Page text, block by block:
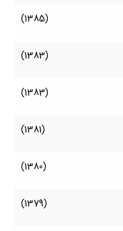
(1385)
(1383)
(1383)
(1381)
(1380)
(1379)